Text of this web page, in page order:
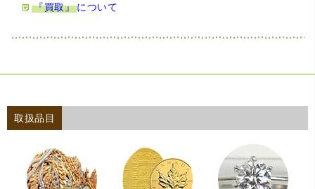
『買取』 について
取扱品目